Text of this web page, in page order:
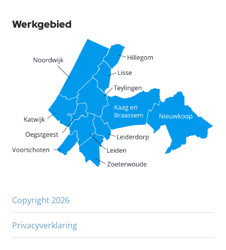
Werkgebied
Copyright 2026
Privacyverklaring